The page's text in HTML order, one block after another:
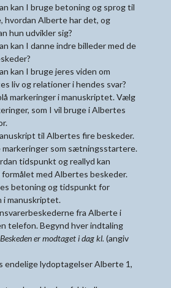
kan I bruge betoning og sprog til
hvordan Alberte har det, og
hun udvikler sig?
kan I danne indre billeder med de
kan I bruge jeres viden om
liv og relationer i hendes svar?
markeringer i manuskriptet. Vælg
som I vil bruge i Albertes
til Albertes fire beskeder.
som sætningsstartere.
tidspunkt og reallyd kan
med Albertes beskeder.
betoning og tidspunkt for
i manuskriptet.
fra Alberte i
telefon. Begynd hver indtaling
Beskeden er modtaget i dag kl. (angiv
endelige lydoptagelser Alberte 1,